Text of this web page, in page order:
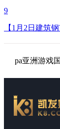
9
【1月2日建筑
pa亚洲游戏